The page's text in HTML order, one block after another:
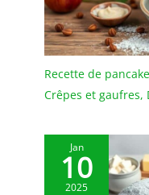
Recette de
Crêpes et gaufres,
Jan
10
2025